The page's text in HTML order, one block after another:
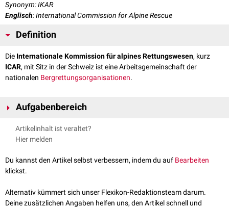
Synonym: IKAR
Englisch: International Commission for Alpine Rescue
Definition
Die Internationale Kommission für alpines Rettungswesen, kurz
ICAR, mit Sitz in der Schweiz ist eine Arbeitsgemeinschaft der
nationalen Bergrettungsorganisationen.
Aufgabenbereich
Die IKAR gliedert sich in vier Kommissionen, die unterschiedliche
technische Aufgaben wahrnehmen:
Flugrettung
Lawinenrettung
Artikelinhalt ist veraltet?
Hier melden
Du kannst den Artikel selbst verbessern, indem du auf Bearbeiten
klickst.
Alternativ kümmert sich unser Flexikon-Redaktionsteam darum.
Deine zusätzlichen Angaben helfen uns, den Artikel schnell und